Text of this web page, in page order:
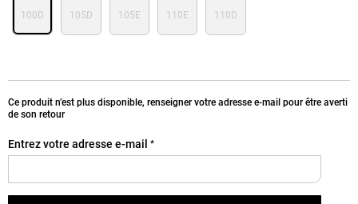
100D 105D 105E 110E 110D
Ce produit n’est plus disponible, renseigner votre adresse e-mail pour être averti
de son retour
Entrez votre adresse e-mail *